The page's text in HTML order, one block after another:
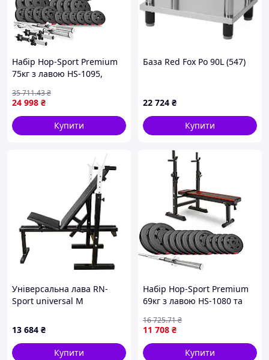
Набір Hop-Sport Premium
75кг з лавою HS-1095,
24 998 ₴
35 711.43₴
Купити
База Red Fox Po 90L (547)
22 724 ₴
Купити
Універсальна лава RN-
Sport universal М
13 684 ₴
Купити
Набір Hop-Sport Premium
69кг з лавою HS-1080 та
11 708 ₴
16 725.71₴
Купити